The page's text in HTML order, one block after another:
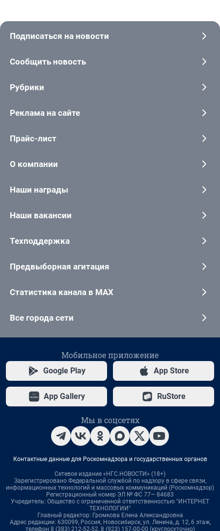
Подписаться на новости
Сообщить новость
Рубрики
Реклама на сайте
Прайс-лист
О компании
Наши награды
Наши вакансии
Техподдержка
Предвыборная агитация
Статистика канала в MAX
Все города сети
Мобильное приложение
Google Play App Store
App Gallery RuStore
Мы в соцсетях
Контактные данные для Роскомнадзора и государственных органов
Сетевое издание «НГС.НОВОСТИ» (18+)
Зарегистрировано Федеральной службой по надзору в сфере связи,
информационных технологий и массовых коммуникаций (Роскомнадзор)
Регистрационный номер ЭЛ № ФС 77— 84683
Учредитель: Общество с ограниченной ответственностью "ИНТЕРНЕТ
ТЕХНОЛОГИИ"
Главный редактор: Громкова Елена Александровна
Адрес редакции: 630099, Россия, Новосибирск, ул. Ленина, д. 12, 6 этаж,
телефон 8 (383) 212-52-52, 8 (923) 157-00-00 (круглосуточно)